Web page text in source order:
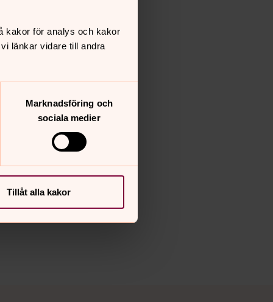
kakor för analys och kakor
länkar vidare till andra
Marknadsföring och
sociala medier
Tillåt alla kakor